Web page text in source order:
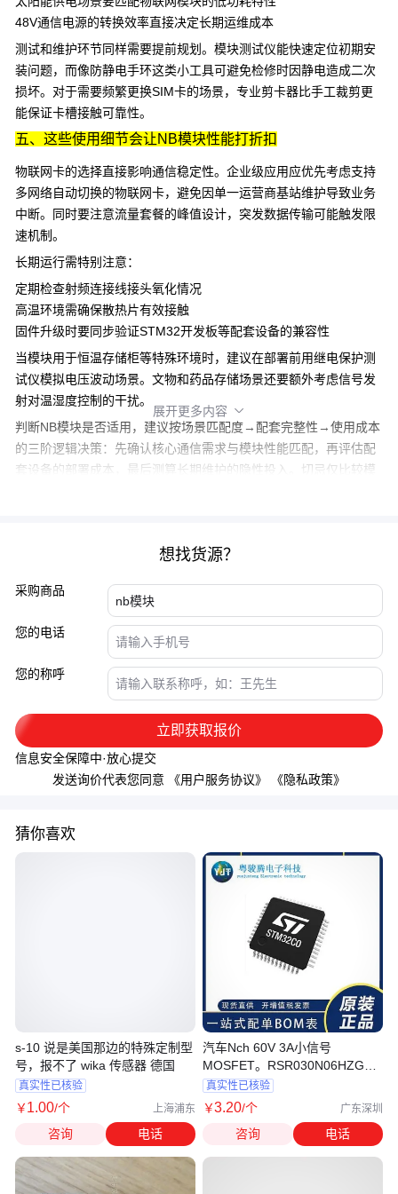
48V通信电源的转换效率直接决定长期运维成本
测试和维护环节同样需要提前规划。 模块测试仪能快速定位初期安
装问题，而像防静电手环这类小工具可避免检修时因静电造成二次
损坏。对于需要频繁更换SIM卡的场景，专业剪卡器比手工裁剪更
能保证卡槽接触可靠性。
五、这些使用细节会让NB模块性能打折扣
物联网卡的选择直接影响通信稳定性。企业级应用应优先考虑支持
多网络自动切换的物联网卡，避免因单一运营商基站维护导致业务
中断。同时要注意流量套餐的峰值设计，突发数据传输可能触发限
速机制。
长期运行需特别注意：
定期检查射频连接线接头氧化情况
高温环境需确保散热片有效接触
固件升级时要同步验证STM32开发板等配套设备的兼容性
当模块用于恒温存储柜等特殊环境时，建议在部署前用继电保护测
试仪模拟电压波动场景。文物和药品存储场景还要额外考虑信号发
射对温湿度控制的干扰。
判断NB模块是否适用，建议按场景匹配度→配套完整性→使用成本
的三阶逻辑决策：先确认核心通信需求与模块性能匹配，再评估配
套设备的部署成本，最后测算长期维护的隐性投入。切忌仅比较模
展开更多内容 
想找货源？
采购商品
您的电话
您的称呼
立即获取报价
信息安全保障中·放心提交
发送询价代表您同意 《用户服务协议》 《隐私政策》
猜你喜欢
s-10 说是美国那边的特殊定制型
号，报不了 wika 传感器 德国
真实性已核验
￥1.00/个 上海浦东
咨询 电话
汽车Nch 60V 3A小信号
MOSFET。RSR030N06HZG是
用于DC-DC转换器的MOSFET。
本产品为AEC-Q101汽车级高可
真实性已核验
￥3.20/个 广东深圳
咨询 电话